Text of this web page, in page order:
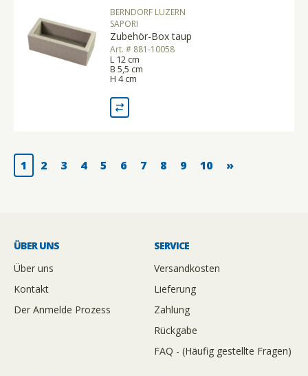
BERNDORF LUZERN
SAPORI
Zubehör-Box taup
Art. # 881-10058
L 12 cm
B 5,5 cm
H 4 cm
1 2 3 4 5 6 7 8 9 10 »
ÜBER UNS
Über uns
Kontakt
Der Anmelde Prozess
SERVICE
Versandkosten
Lieferung
Zahlung
Rückgabe
FAQ - (Häufig gestellte Fragen)